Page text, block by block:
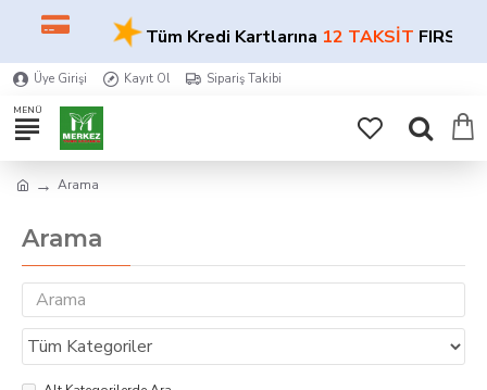
★Tüm Kredi Kartlarına12 TAKSİTFIRSATI!
Üye Girişi Kayıt Ol Sipariş Takibi
Arama
Arama